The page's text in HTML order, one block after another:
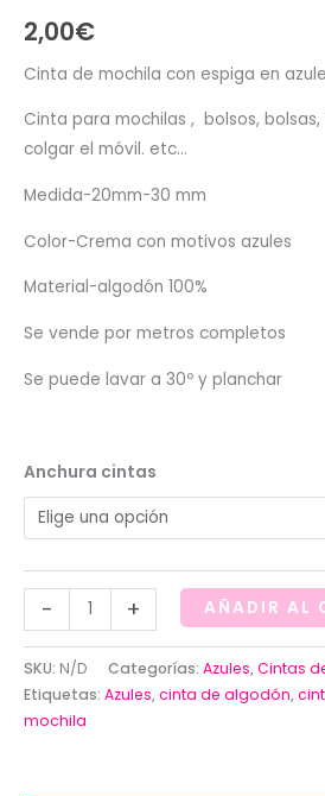
2,00€
Cinta de mochila con espiga en
Cinta para mochilas , bolsos,
colgar el móvil. etc…
Medida-20mm-30 mm
Color-Crema con motivos azules
Material-algodón 100%
Se vende por metros completos
Se puede lavar a 30º y planchar
Anchura cintas
-
de
mochila
con
espiga
+ AÑADIR AL
SKU: N/D Categorías: Azules,Cintas
Etiquetas: Azules,cinta de algodón,
mochila